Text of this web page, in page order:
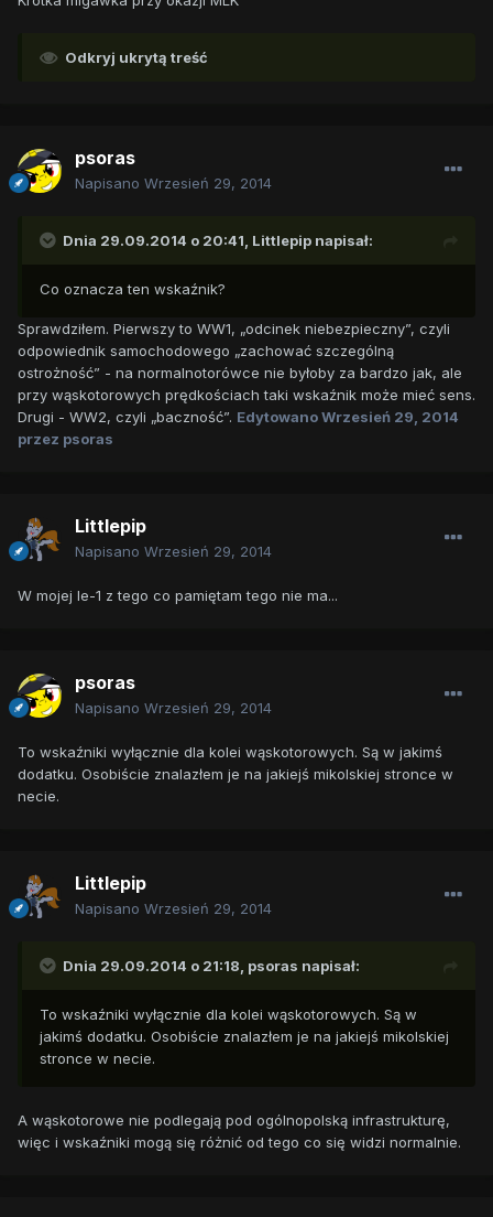
Odkryj ukrytą treść
psoras
Napisano Wrzesień 29, 2014
Dnia 29.09.2014 o 20:41, Littlepip napisał:
Co oznacza ten wskaźnik?
Sprawdziłem. Pierwszy to WW1, „odcinek niebezpieczny”, czyli
odpowiednik samochodowego „zachować szczególną
ostrożność” - na normalnotorówce nie byłoby za bardzo jak, ale
przy wąskotorowych prędkościach taki wskaźnik może mieć sens.
Drugi - WW2, czyli „baczność”. EdytowanoWrzesień 29, 2014
przez psoras
Littlepip
Napisano Wrzesień 29, 2014
W mojej Ie-1 z tego co pamiętam tego nie ma...
psoras
Napisano Wrzesień 29, 2014
To wskaźniki wyłącznie dla kolei wąskotorowych. Są w jakimś
dodatku. Osobiście znalazłem je na jakiejś mikolskiej stronce w
necie.
Littlepip
Napisano Wrzesień 29, 2014
Dnia 29.09.2014 o 21:18, psoras napisał:
To wskaźniki wyłącznie dla kolei wąskotorowych. Są w
jakimś dodatku. Osobiście znalazłem je na jakiejś mikolskiej
stronce w necie.
A wąskotorowe nie podlegają pod ogólnopolską infrastrukturę,
więc i wskaźniki mogą się różnić od tego co się widzi normalnie.